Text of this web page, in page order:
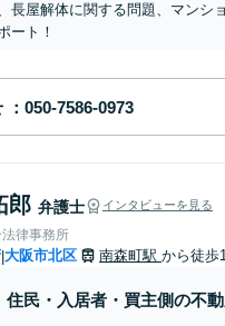
長屋解体に関する問題、マンシ
ート！
郎 弁護士 インタビューを見る
律事務所
|大阪市北区 南森町駅 から徒歩
住民・入居者・買主側の不